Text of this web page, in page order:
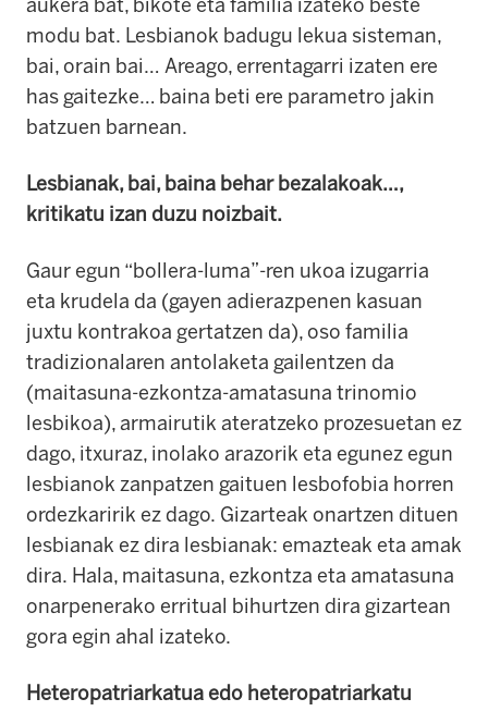
aukera bat, bikote eta familia izateko beste
modu bat. Lesbianok badugu lekua sisteman,
bai, orain bai… Areago, errentagarri izaten ere
has gaitezke… baina beti ere parametro jakin
batzuen barnean.
Lesbianak, bai, baina behar bezalakoak…,
kritikatu izan duzu noizbait.
Gaur egun “bollera-luma”-ren ukoa izugarria
eta krudela da (gayen adierazpenen kasuan
juxtu kontrakoa gertatzen da), oso familia
tradizionalaren antolaketa gailentzen da
(maitasuna-ezkontza-amatasuna trinomio
lesbikoa), armairutik ateratzeko prozesuetan ez
dago, itxuraz, inolako arazorik eta egunez egun
lesbianok zanpatzen gaituen lesbofobia horren
ordezkaririk ez dago. Gizarteak onartzen dituen
lesbianak ez dira lesbianak: emazteak eta amak
dira. Hala, maitasuna, ezkontza eta amatasuna
onarpenerako erritual bihurtzen dira gizartean
gora egin ahal izateko.
Heteropatriarkatua edo heteropatriarkatu